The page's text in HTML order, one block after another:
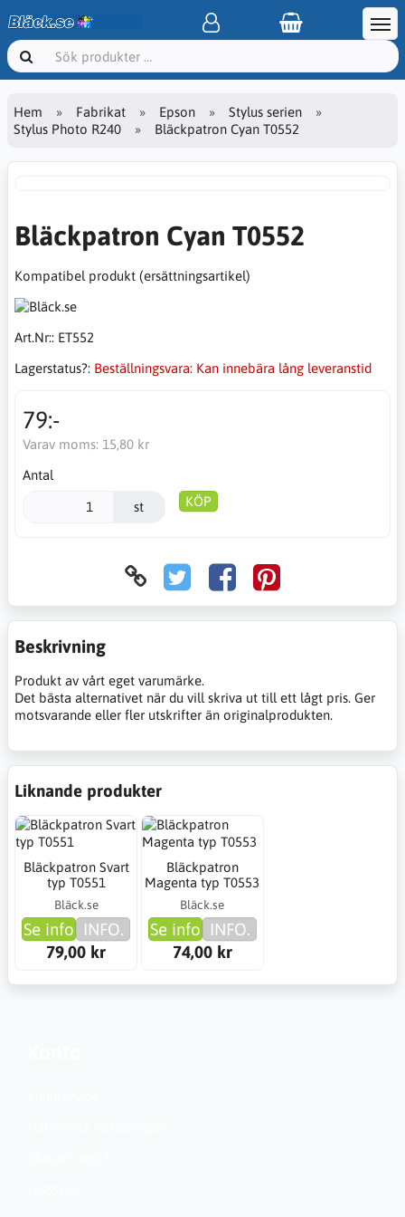
Hem Fabrikat Epson
Stylus serien
Stylus Photo R240
Bläckpatron Cyan T0552
Bläckpatron Cyan T0552
Kompatibel produkt (ersättningsartikel)
Art.Nr:: ET552
Lagerstatus?: Beställningsvara: Kan innebära lång leveranstid
79:-
Varav moms: 15,80 kr
Antal
st KÖP
Beskrivning
Produkt av vårt eget varumärke.
Det bästa alternativet när du vill skriva ut till ett lågt pris. Ger
motsvarande eller fler utskrifter än originalprodukten.
Liknande produkter
Bläckpatron Svart
typ T0551
Bläck.se
Se info INFO.
79,00 kr
Bläckpatron
Magenta typ T0553
Bläck.se
Se info INFO.
74,00 kr